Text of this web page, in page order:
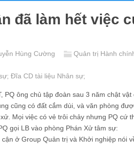
đã làm hết việc
Hùng Cường
Quản trị Hành
; Đĩa CD tài liệu Nhân sự;
PQ ông chủ tập đoàn sau 3 năm chật
cũng có đất cắm dùi, và văn phòng
Mọi việc có vẻ trôi chảy nhưng PQ cứ
gọi LB vào phòng Phán Xử tâm sự:
ở Group Quản trị và Khởi nghiệp nói